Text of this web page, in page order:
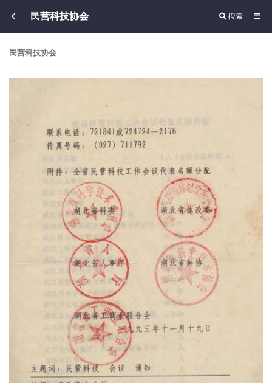
民营科技协会 搜索
民营科技协会